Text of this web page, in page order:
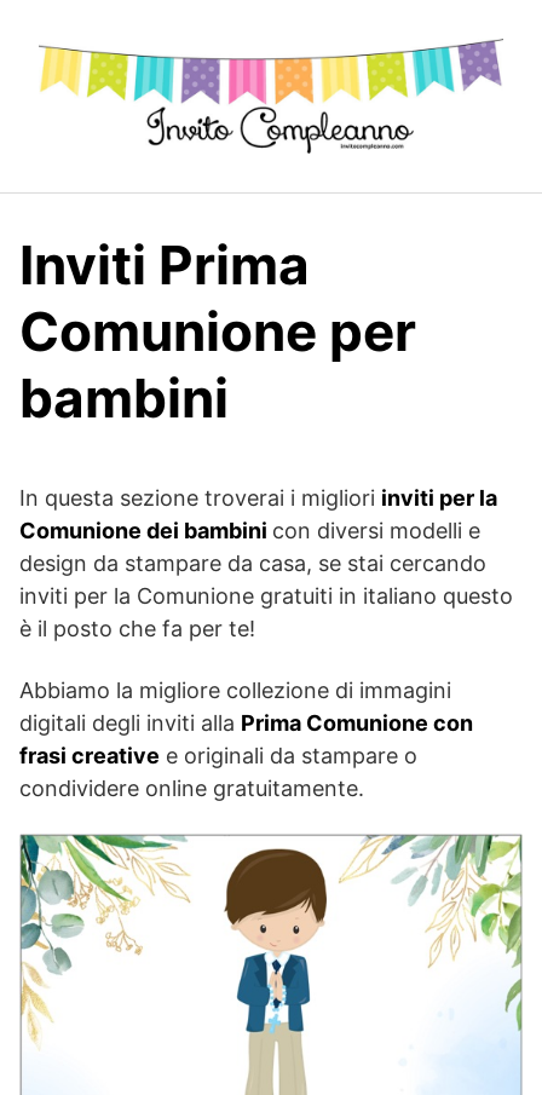
content
Inviti Prima
Comunione per
bambini
In questa sezione troverai i migliori inviti per la
Comunione dei bambini con diversi modelli e
design da stampare da casa, se stai cercando
inviti per la Comunione gratuiti in italiano questo
è il posto che fa per te!
Abbiamo la migliore collezione di immagini
digitali degli inviti alla Prima Comunione con
frasi creative e originali da stampare o
condividere online gratuitamente.